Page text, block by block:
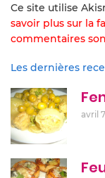
Ce site utilise
savoir plus sur la
commentaires
Les dernières
avril